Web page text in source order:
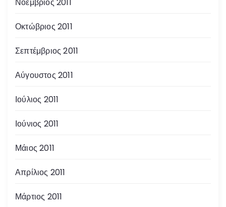
Οκτώβριος 2011
Σεπτέμβριος 2011
Αύγουστος 2011
Ιούλιος 2011
Ιούνιος 2011
Μάιος 2011
Απρίλιος 2011
Μάρτιος 2011